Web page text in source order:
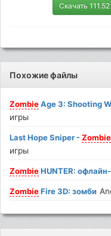
Скачать
Похожие файлы
ZombieAge 3: Shooting
игры
Last Hope Sniper -Zombie
игры
ZombieHUNTER:
ZombieFire 3D: зомби